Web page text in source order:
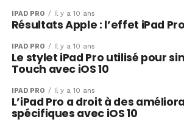
IPAD PRO Il y a 10 ans
Résultats Apple : l’effet iPad Pro
IPAD PRO Il y a 10 ans
Le stylet iPad Pro utilisé pour
Touch avec iOS 10
IPAD PRO Il y a 10 ans
L’iPad Pro a droit à des
spécifiques avec iOS 10